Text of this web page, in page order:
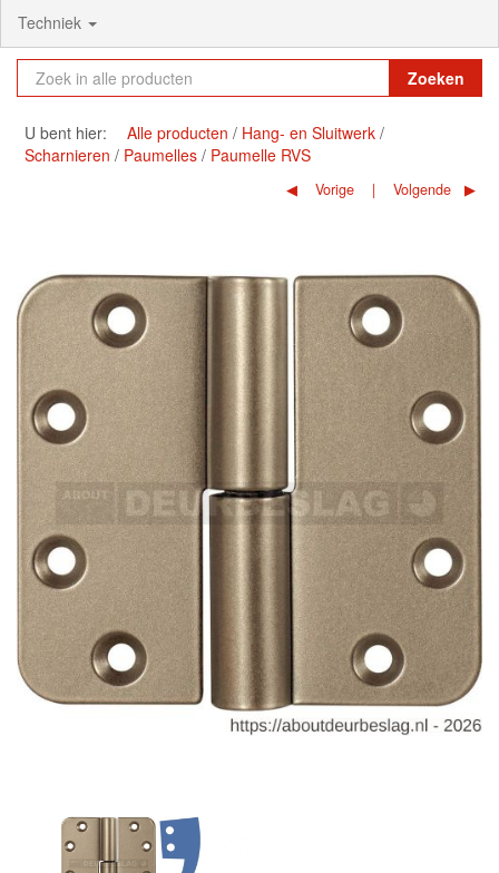
Techniek
Zoeken
U bent hier: Alle producten
Hang- en Sluitwerk
Scharnieren
Paumelles Paumelle RVS
Vorige Volgende